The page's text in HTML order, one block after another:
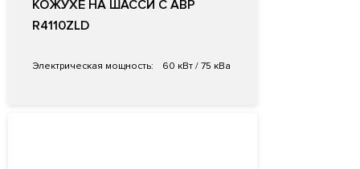
КОЖУХЕ НА ШАССИ С АВР
R4110ZLD
Электрическая мощность: 60 кВт / 75 кВа